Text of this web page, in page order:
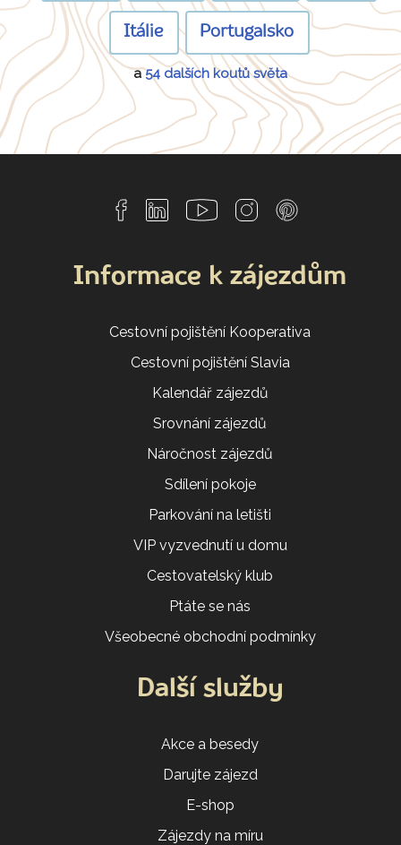
Itálie Portugalsko
a54 dalších koutů světa
Informace k zájezdům
Cestovní pojištění Kooperativa
Cestovní pojištění Slavia
Kalendář zájezdů
Srovnání zájezdů
Náročnost zájezdů
Sdílení pokoje
Parkování na letišti
VIP vyzvednutí u domu
Cestovatelský klub
Ptáte se nás
Všeobecné obchodní podmínky
Další služby
Akce a besedy
Darujte zájezd
E-shop
Zájezdy na míru